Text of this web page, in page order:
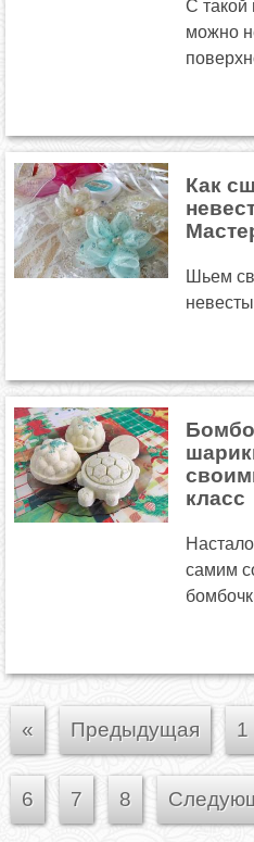
С такой
можно
Как
Шьем
класс
самим
« Предыдущая 1
6 7 8